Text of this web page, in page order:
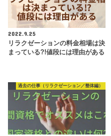
2022.9.25
リラクゼーションの料金相場は決
まっている?!値段には理由がある
過去の仕事（リラクゼーション／整体編）